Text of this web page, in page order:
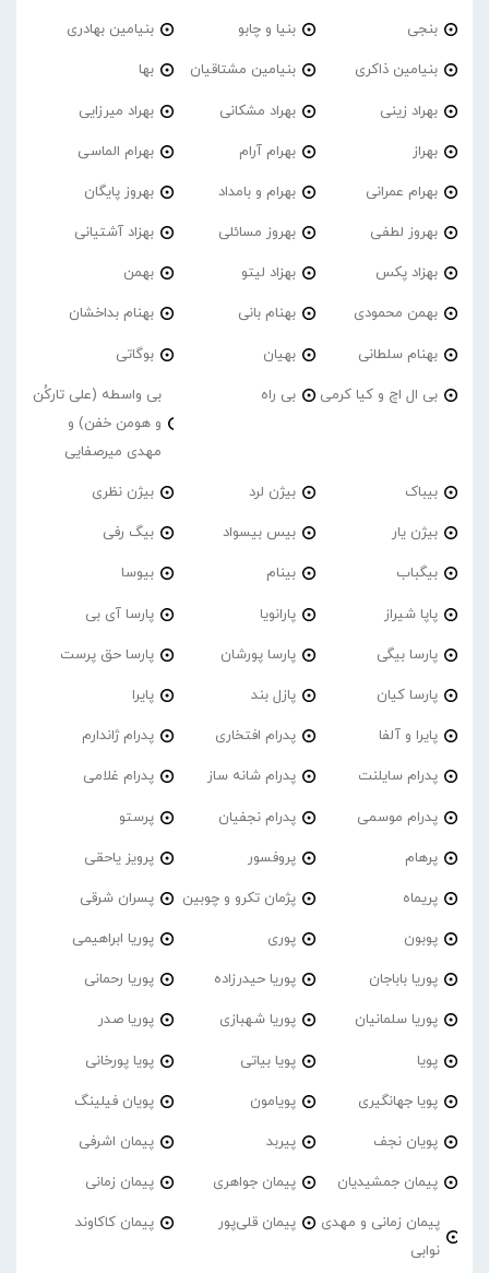
بنجی بنیا و چابو بنیامین بهادری
بنیامین ذاکری بنیامین مشتاقیان بها
بهراد زینی بهراد مشکانی بهراد میرزایی
بهراز بهرام آرام بهرام الماسی
بهرام عمرانی بهرام و بامداد بهروز پایگان
بهروز لطفی بهروز مسائلی بهزاد آشتیانی
بهزاد پکس بهزاد لیتو بهمن
بهمن محمودی بهنام بانی بهنام بداخشان
بهنام سلطانی بهیان بوگاتی
بی ال اچ و کیا کرمی بی راه
بی واسطه (علی تارکُن
و هومن خفن) و
مهدی میرصفایی
بیباک بیژن لرد بیژن نظری
بیژن یار بیس بیسواد بیگ رفی
بیگباب بینام بیوسا
پاپا شیراز پارانویا پارسا آی بی
پارسا بیگی پارسا پورشان پارسا حق پرست
پارسا کیان پازل بند پایرا
پایرا و آلفا پدرام افتخاری پدرام ژاندارم
پدرام‌ سایلنت پدرام شانه ساز پدرام غلامی
پدرام موسمی پدرام نجفیان پرستو
پرهام پروفسور پرویز یاحقی
پریماه پژمان تکرو و چوبین پسران شرقی
پوبون پوری پوریا ابراهیمی
پوریا باباجان پوریا حیدرزاده پوریا رحمانی
پوریا سلمانیان پوریا شهبازی پوریا صدر
پویا پویا بیاتی پویا پورخانی
پویا جهانگیری پویامون پویان فیلینگ
پویان نجف پیربد پیمان اشرفی
پیمان جمشیدیان پیمان جواهری پیمان زمانی
پیمان زمانی و مهدی
نوابی
پیمان قلی‌پور پیمان کاکاوند